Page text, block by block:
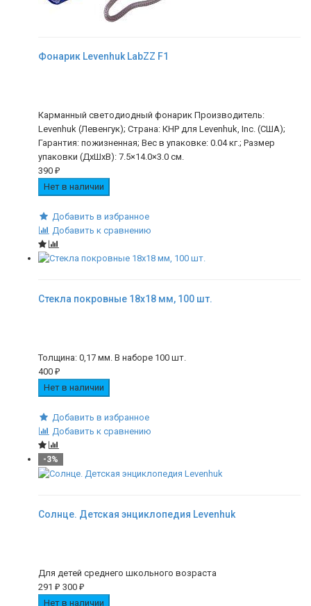
Фонарик Levenhuk LabZZ F1
Карманный светодиодный фонарик Производитель:
Levenhuk (Левенгук); Страна: КНР для Levenhuk, Inc. (США);
Гарантия: пожизненная; Вес в упаковке: 0.04 кг.; Размер
упаковки (ДхШхВ): 7.5×14.0×3.0 см.
390 ₽
Нет в наличии
Добавить в избранное
Добавить к сравнению
Стекла покровные 18x18 мм, 100 шт.
Толщина: 0,17 мм. В наборе 100 шт.
400 ₽
Нет в наличии
Добавить в избранное
Добавить к сравнению
-3%
Солнце. Детская энциклопедия Levenhuk
Для детей среднего школьного возраста
291 ₽ 300 ₽
Нет в наличии